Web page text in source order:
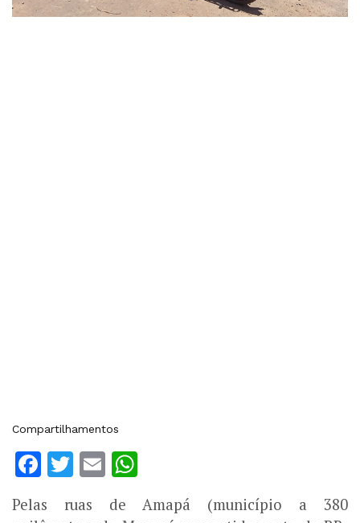
Compartilhamentos
Facebook
Twitter
Email
Pelas ruas de Amapá (município a 380